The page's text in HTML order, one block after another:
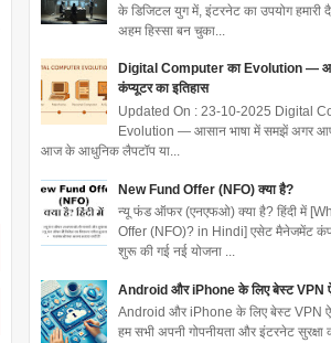
के डिजिटल युग में, इंटरनेट का उपयोग हमारी
अहम हिस्सा बन चुका...
Digital Computer का Evolution —
कंप्यूटर का इतिहास
Updated On : 23-10-2025 Digital
Evolution — आसान भाषा में समझें अगर
आज के आधुनिक लैपटॉप या...
New Fund Offer (NFO) क्या है?
न्यू फंड ऑफर (एनएफओ) क्या है? हिंदी में
Offer (NFO)? in Hindi] एसेट मैनेजमेंट
शुरू की गई नई योजना ...
Android और iPhone के लिए बेस्ट VPN
Android और iPhone के लिए बेस्ट VPN
हम सभी अपनी गोपनीयता और इंटरनेट